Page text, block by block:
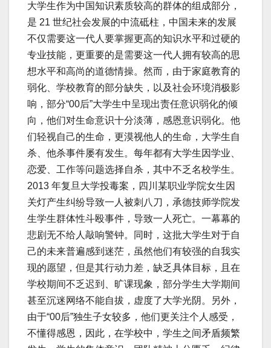
大学生作为中国知识素质较高的群体的组成部分，
是 21 世纪社会发展的中流砥柱，中国未来的发展
不仅需要这一代人要掌握更高的知识水平和过硬的
专业技能，更重要的是需要这一代人拥有较高的思
想水平和高尚的道德情操。然而，由于家庭教育的
弱化、学校教育的部分缺失，以及社会环境消极影
响，部分“00后”大学生中呈现出责任意识弱化的倾
向，他们对生命意识十分淡薄，感恩意识弱化。他
们轻视自己的生命，更漠视他人的生命，大学生自
杀、他杀事件屡有发生。每年都有大学生因学业、
恋爱、工作等问题选择自杀，其中不乏名校学生。
2013 年复旦大学投毒案，四川某职业学院女生因
关灯产生纠纷导致一人被刺八刀，承德技师学院发
生学生群体性斗殴事件，导致一人死亡。一幕幕的
悲剧无不给人敲响警钟。同时，这批大学生对于自
己的未来普遍感到迷茫，虽然他们有较强的自我实
现的愿望，但是其行动力差，缺乏具体目标，且在
学校期间不乏迟到、旷课现象，部分学生大学期间
甚至沉迷网络不能自拔，虚度了大学光阴。另外，
由于“00后”独生子女较多，他们更关注个人感受，
不懂得感恩，因此，在学校中，学生之间矛盾频繁